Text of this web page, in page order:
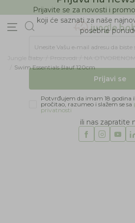
Jungle Baby Proizvodi NA OTVORENOM
Swim Essentials šlauf 120cm
Prijava na
Prijavite se za novosti i
koji će saznati za naše
posebne
Potvrđujem da imam 18 godina
pročitao, razumeo i slažem se sa
ili nas zapratite